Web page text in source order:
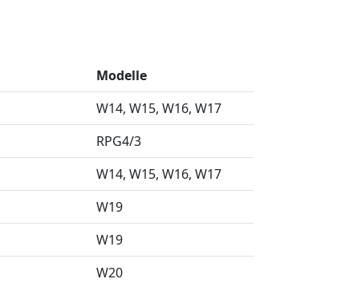
Modelle
W14 W15 W16 W17
RPG4/3
W14 W15 W16 W17
W19
W19
W20